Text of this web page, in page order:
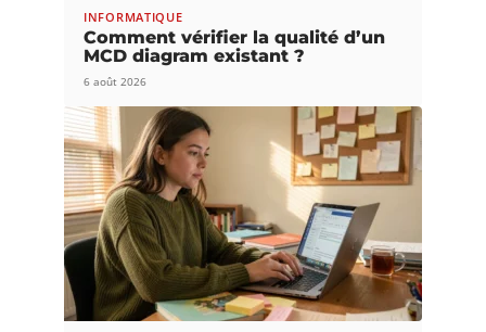
INFORMATIQUE
Comment vérifier la qualité d’un
MCD diagram existant ?
6 août 2026